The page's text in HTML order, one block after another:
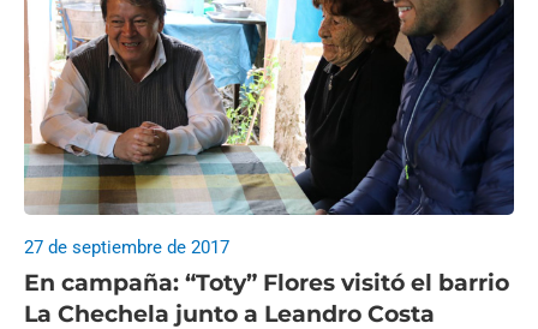
En campaña: “Toty” Flores visitó el barrio
La Chechela junto a Leandro Costa
27 de septiembre de 2017